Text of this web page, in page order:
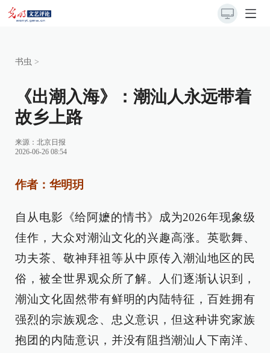
书虫 >
《出潮入海》：潮汕人永远带着
故乡上路
来源： 北京日报
2026-06-26 08:54
作者：华明玥
自从电影《给阿嬷的情书》成为2026年现象级
佳作，大众对潮汕文化的兴趣高涨。英歌舞、
功夫茶、敬神拜祖等从中原传入潮汕地区的民
俗，被全世界观众所了解。人们逐渐认识到，
潮汕文化固然带有鲜明的内陆特征，百姓拥有
强烈的宗族观念、忠义意识，但这种讲究家族
抱团的内陆意识，并没有阻挡潮汕人下南洋、